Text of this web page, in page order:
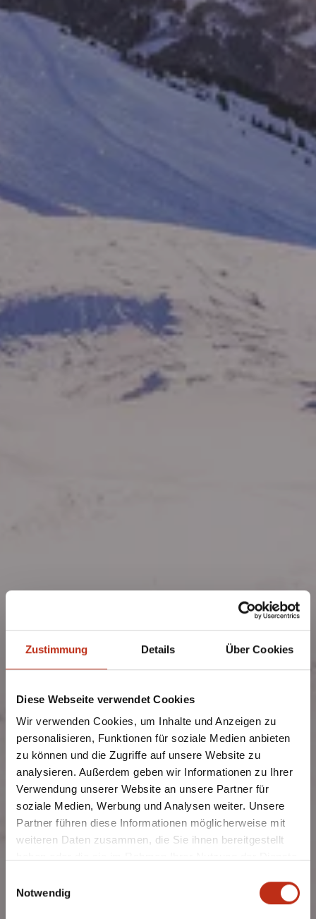
Zustimmung Details Über Cookies
Diese Webseite verwendet Cookies
Wir verwenden Cookies, um Inhalte und Anzeigen zu
personalisieren, Funktionen für soziale Medien anbieten
zu können und die Zugriffe auf unsere Website zu
analysieren. Außerdem geben wir Informationen zu Ihrer
Verwendung unserer Website an unsere Partner für
soziale Medien, Werbung und Analysen weiter. Unsere
Partner führen diese Informationen möglicherweise mit
weiteren Daten zusammen, die Sie ihnen bereitgestellt
Notwendig